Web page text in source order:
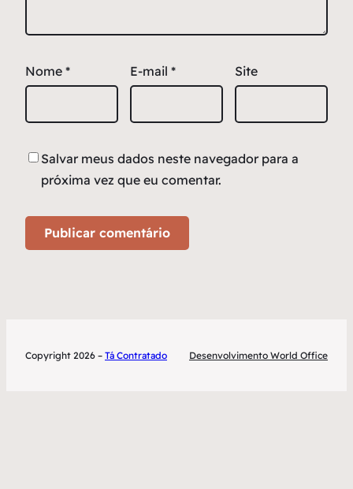
Nome * E-mail * Site
Salvar meus dados neste navegador para a
próxima vez que eu comentar.
Copyright 2026 – Tá Contratado Desenvolvimento World Office